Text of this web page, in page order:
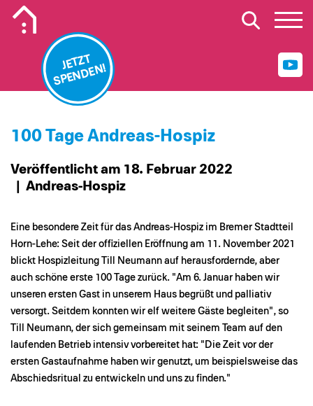
JETZT
SPENDEN!
100 Tage Andreas-Hospiz
Veröffentlicht am 18. Februar 2022
| Andreas-Hospiz
Eine besondere Zeit für das Andreas-Hospiz im Bremer Stadtteil
Horn-Lehe: Seit der offiziellen Eröffnung am 11. November 2021
blickt Hospizleitung Till Neumann auf herausfordernde, aber
auch schöne erste 100 Tage zurück. "Am 6. Januar haben wir
unseren ersten Gast in unserem Haus begrüßt und palliativ
versorgt. Seitdem konnten wir elf weitere Gäste begleiten", so
Till Neumann, der sich gemeinsam mit seinem Team auf den
laufenden Betrieb intensiv vorbereitet hat: "Die Zeit vor der
ersten Gastaufnahme haben wir genutzt, um beispielsweise das
Abschiedsritual zu entwickeln und uns zu finden."
Mobiles Logo Mission Lebenshaus